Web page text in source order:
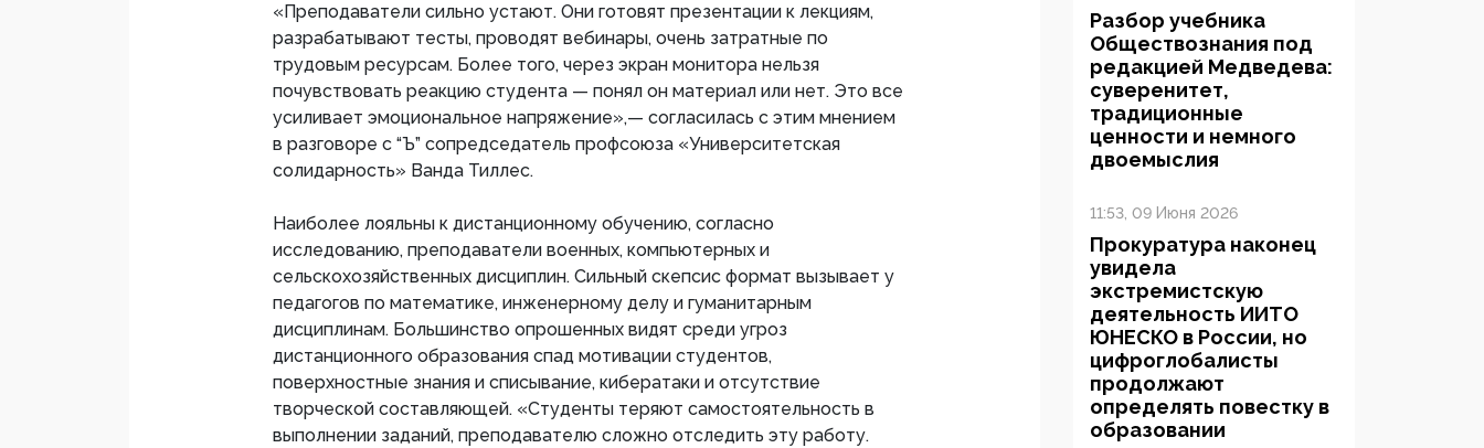
«Преподаватели сильно устают. Они готовят презентации к лекциям,
разрабатывают тесты, проводят вебинары, очень затратные по
трудовым ресурсам. Более того, через экран монитора нельзя
почувствовать реакцию студента — понял он материал или нет. Это все
усиливает эмоциональное напряжение»,— согласилась с этим мнением
в разговоре с “Ъ” сопредседатель профсоюза «Университетская
солидарность» Ванда Тиллес.
Наиболее лояльны к дистанционному обучению, согласно
исследованию, преподаватели военных, компьютерных и
сельскохозяйственных дисциплин. Сильный скепсис формат вызывает у
педагогов по математике, инженерному делу и гуманитарным
дисциплинам. Большинство опрошенных видят среди угроз
дистанционного образования спад мотивации студентов,
поверхностные знания и списывание, кибератаки и отсутствие
творческой составляющей. «Студенты теряют самостоятельность в
выполнении заданий, преподавателю сложно отследить эту работу.
Разбор учебника
Обществознания под
редакцией Медведева:
суверенитет,
традиционные
ценности и немного
двоемыслия
11:53, 09 Июня 2026
Прокуратура наконец
увидела
экстремистскую
деятельность ИИТО
ЮНЕСКО в России, но
цифроглобалисты
продолжают
определять повестку в
образовании